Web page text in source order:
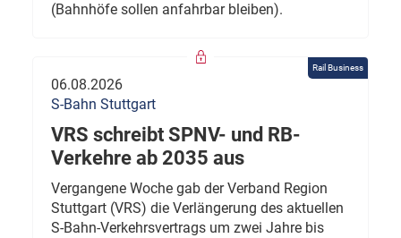
(Bahnhöfe sollen anfahrbar bleiben).
Rail Business
06.08.2026
S-Bahn Stuttgart
VRS schreibt SPNV- und RB-
Verkehre ab 2035 aus
Vergangene Woche gab der Verband Region
Stuttgart (VRS) die Verlängerung des aktuellen
S-Bahn-Verkehrsvertrags um zwei Jahre bis